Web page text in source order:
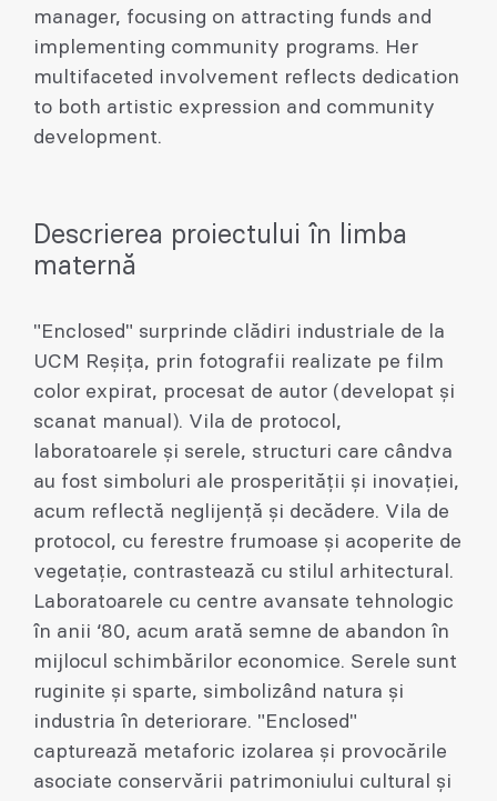
manager, focusing on attracting funds and
implementing community programs. Her
multifaceted involvement reflects dedication
to both artistic expression and community
development.
Descrierea proiectului în limba
maternă
"Enclosed" surprinde clădiri industriale de la
UCM Reșița, prin fotografii realizate pe film
color expirat, procesat de autor (developat și
scanat manual). Vila de protocol,
laboratoarele și serele, structuri care cândva
au fost simboluri ale prosperității și inovației,
acum reflectă neglijență și decădere. Vila de
protocol, cu ferestre frumoase și acoperite de
vegetație, contrastează cu stilul arhitectural.
Laboratoarele cu centre avansate tehnologic
în anii ‘80, acum arată semne de abandon în
mijlocul schimbărilor economice. Serele sunt
ruginite și sparte, simbolizând natura și
industria în deteriorare. "Enclosed"
capturează metaforic izolarea și provocările
asociate conservării patrimoniului cultural și